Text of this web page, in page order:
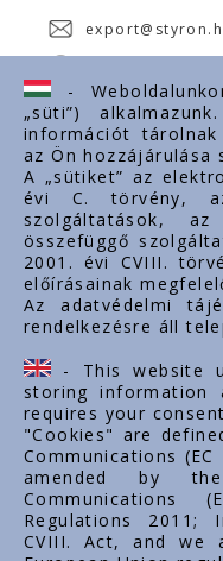
Fontos linkek
Rólunk
Dokumentumok
Kapcsolat
Karrier
Cég adatok
Tárhely adatok
Támogatások
-
„süti”)
információt tárolnak
az Ön hozzájárulása
A „sütiket” az
évi C. törvény, az
szolgáltatások, az
összefüggő
2001. évi CVIII.
előírásainak
Az adatvédelmi
rendelkezésre áll
- This website
storing information
requires your
"Cookies" are
Communications
amended by
Communications
Regulations 2011;
CVIII. Act, and we